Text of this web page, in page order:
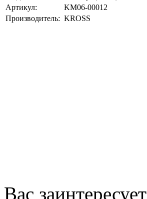
Артикул:
KM06-00012
Производитель: KROSS
Вас заинтересует